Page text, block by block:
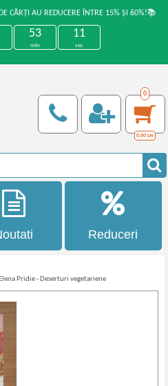
CĂRȚI AU REDUCERE ÎNTRE 15% ȘI 60%!📚
53
min
11
sec
0
0,00 Lei
Reduceri
Elena Pridie - Deserturi vegetariene